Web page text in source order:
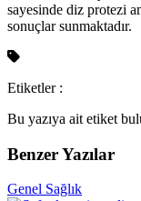
sayesinde diz protezi
sonuçlar sunmaktadır.
Etiketler :
Bu yazıya ait etiket
Benzer Yazılar
Genel Sağlık